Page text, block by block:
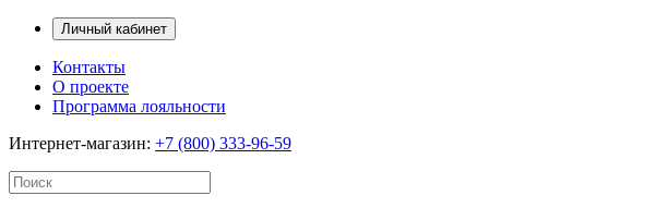
Личный кабинет
Контакты
О проекте
Программа лояльности
Интернет-магазин: +7 (800) 333-96-59